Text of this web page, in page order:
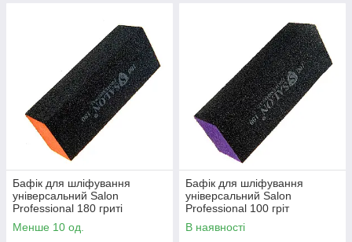
Бафік для шліфування
універсальний Salon
Professional 180 гриті
Менше 10 од.
Бафік для шліфування
універсальний Salon
Professional 100 гріт
В наявності